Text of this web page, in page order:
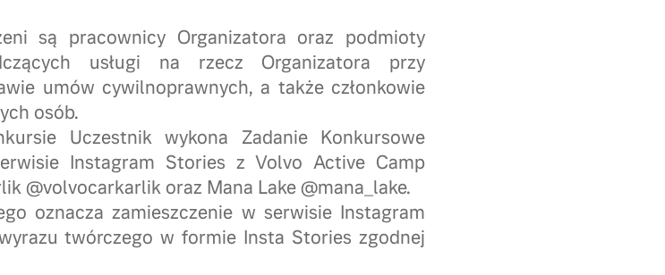
są pracownicy Organizatora oraz podmioty
usługi na rzecz Organizatora przy
umów cywilnoprawnych, a także członkowie
osób.
Uczestnik wykona Zadanie Konkursowe
Instagram Stories z Volvo Active Camp
@volvocarkarlik oraz Mana Lake @mana_lake.
oznacza zamieszczenie w serwisie Instagram
twórczego w formie Insta Stories zgodnej